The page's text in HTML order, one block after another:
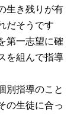
生き残りが有
だそうです
第一志望に確
を組んで指導
別指導のこと
の生徒に合っ